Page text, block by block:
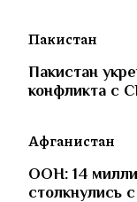
Пакистан
Пакистан
конфликта с
Афганистан
ООН: 14
столкнулись